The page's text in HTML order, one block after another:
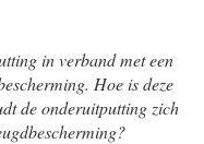
in verband met een
Hoe is deze
de onderuitputting zich